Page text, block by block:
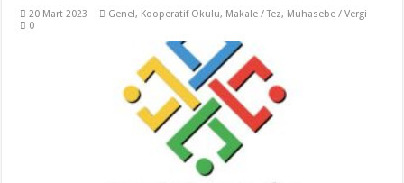
20 Mart 2023 Genel, Kooperatif Okulu, Makale / Tez, Muhasebe / Vergi
0